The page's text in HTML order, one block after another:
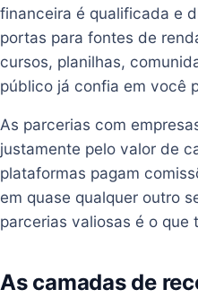
financeira é qualificada e
portas para fontes de
cursos, planilhas,
público já confia em você
As parcerias com
justamente pelo valor de
plataformas pagam
em quase qualquer outro
parcerias valiosas é o que
As camadas de